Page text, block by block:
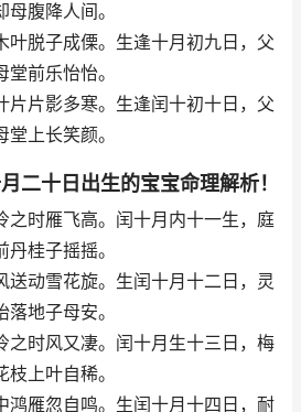
母腹降人间。
叶脱子成傈。生逢十月初九日，父
堂前乐怡怡。
片片影多寒。生逢闰十初十日，父
堂上长笑颜。
二十日出生的宝宝命理解析！
之时雁飞高。闰十月内十一生，庭
丹桂子摇摇。
送动雪花旋。生闰十月十二日，灵
落地子母安。
之时风又凄。闰十月生十三日，梅
枝上叶自稀。
鸿雁忽自鸣。生闰十月十四日，耐